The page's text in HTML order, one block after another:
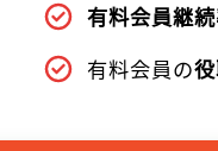
有料会員継
有料会員の